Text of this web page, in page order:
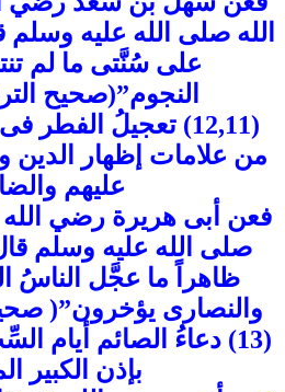
الله صلى الله عليه وسلم
على سُنَّتى ما لم
النجوم”(صحيح
(12,11) تعجيلُ
من علامات إظهار الدين
عليهم
فعن أبى هريرة رضي
صلى الله عليه وسلم
ظاهراً ما عجَّل الناسُ
والنصارى يؤخرون”( صحيح
(13) دعاءُ الصائم أيام
بإذن الكبير